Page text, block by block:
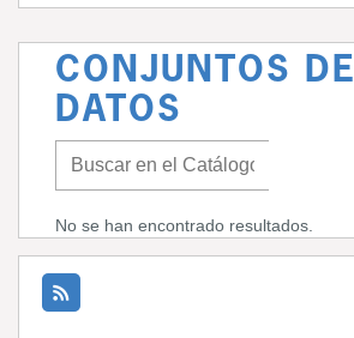
CONJUNTOS DE
DATOS
No se han encontrado resultados.